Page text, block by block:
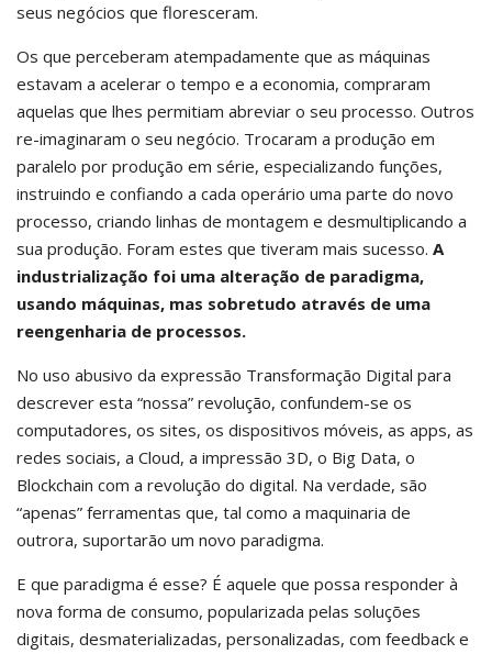
seus negócios que floresceram.
Os que perceberam atempadamente que as máquinas
estavam a acelerar o tempo e a economia, compraram
aquelas que lhes permitiam abreviar o seu processo. Outros
re-imaginaram o seu negócio. Trocaram a produção em
paralelo por produção em série, especializando funções,
instruindo e confiando a cada operário uma parte do novo
processo, criando linhas de montagem e desmultiplicando a
sua produção. Foram estes que tiveram mais sucesso. A
industrialização foi uma alteração de paradigma,
usando máquinas, mas sobretudo através de uma
reengenharia de processos.
No uso abusivo da expressão Transformação Digital para
descrever esta “nossa” revolução, confundem-se os
computadores, os sites, os dispositivos móveis, as apps, as
redes sociais, a Cloud, a impressão 3D, o Big Data, o
Blockchain com a revolução do digital. Na verdade, são
“apenas” ferramentas que, tal como a maquinaria de
outrora, suportarão um novo paradigma.
E que paradigma é esse? É aquele que possa responder à
nova forma de consumo, popularizada pelas soluções
digitais, desmaterializadas, personalizadas, com feedback e